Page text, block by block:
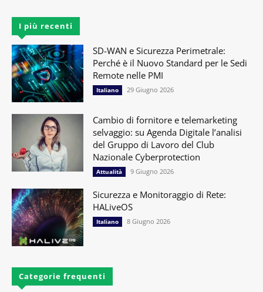
I più recenti
SD-WAN e Sicurezza Perimetrale:
Perché è il Nuovo Standard per le Sedi
Remote nelle PMI
Italiano 29 Giugno 2026
Cambio di fornitore e telemarketing
selvaggio: su Agenda Digitale l’analisi
del Gruppo di Lavoro del Club
Nazionale Cyberprotection
Attualità 9 Giugno 2026
Sicurezza e Monitoraggio di Rete:
HALiveOS
Italiano 8 Giugno 2026
Categorie frequenti